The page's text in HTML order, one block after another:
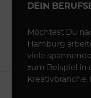
DEIN
Möchtest Du
Hamburg
viele
zum Beispiel in